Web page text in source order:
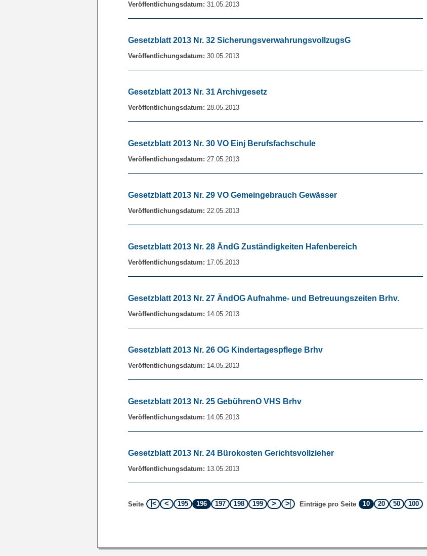
Veröffentlichungsdatum: 31.05.2013
Gesetzblatt 2013 Nr. 32 SicherungsverwahrungsvollzugsG
Veröffentlichungsdatum: 30.05.2013
Gesetzblatt 2013 Nr. 31 Archivgesetz
Veröffentlichungsdatum: 28.05.2013
Gesetzblatt 2013 Nr. 30 VO Einj Berufsfachschule
Veröffentlichungsdatum: 27.05.2013
Gesetzblatt 2013 Nr. 29 VO Gemeingebrauch Gewässer
Veröffentlichungsdatum: 22.05.2013
Gesetzblatt 2013 Nr. 28 ÄndG Zuständigkeiten Hafenbereich
Veröffentlichungsdatum: 17.05.2013
Gesetzblatt 2013 Nr. 27 ÄndOG Aufnahme- und Betreuungszeiten Brhv.
Veröffentlichungsdatum: 14.05.2013
Gesetzblatt 2013 Nr. 26 OG Kindertagespflege Brhv
Veröffentlichungsdatum: 14.05.2013
Gesetzblatt 2013 Nr. 25 GebührenO VHS Brhv
Veröffentlichungsdatum: 14.05.2013
Gesetzblatt 2013 Nr. 24 Bürokosten Gerichtsvollzieher
Veröffentlichungsdatum: 13.05.2013
Seite 195 196 197 198 199 Einträge pro Seite 10 20 50 100